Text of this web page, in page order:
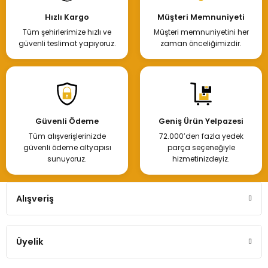
Hızlı Kargo
Tüm şehirlerimize hızlı ve
güvenli teslimat yapıyoruz.
Müşteri Memnuniyeti
Müşteri memnuniyetini her
zaman önceliğimizdir.
Güvenli Ödeme
Tüm alışverişlerinizde
güvenli ödeme altyapısı
sunuyoruz.
Geniş Ürün Yelpazesi
72.000’den fazla yedek
parça seçeneğiyle
hizmetinizdeyiz.
Alışveriş
Üyelik